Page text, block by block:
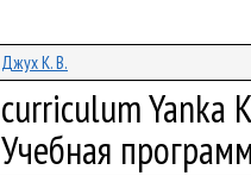
Джух К. В.
curriculum Yanka
Учебная